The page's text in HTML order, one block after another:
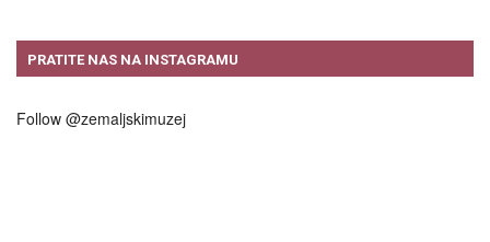
PRATITE NAS NA INSTAGRAMU
Follow @zemaljskimuzej